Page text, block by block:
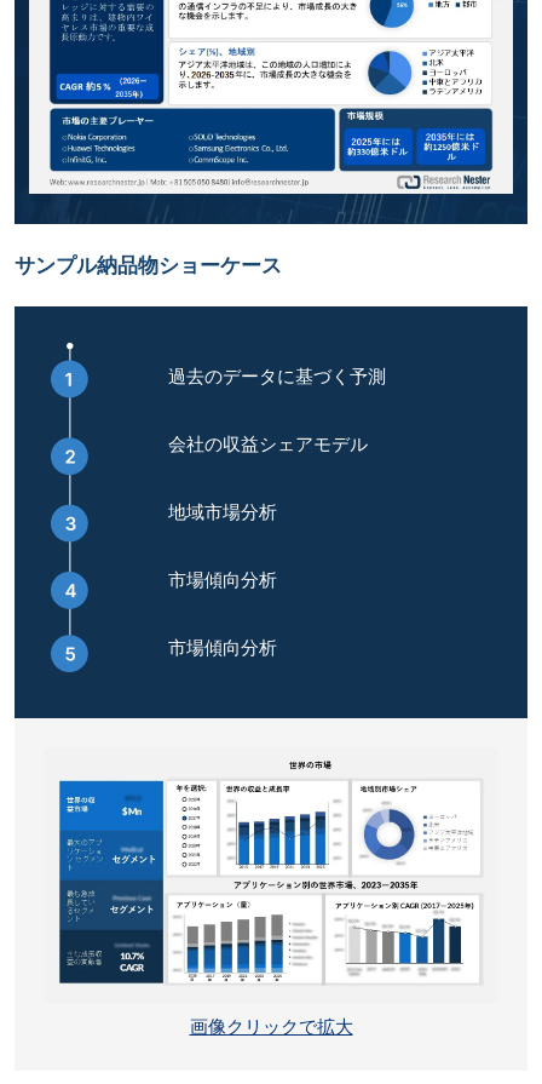
サンプル納品物ショーケース
過去のデータに基づく予測
会社の収益シェアモデル
地域市場分析
市場傾向分析
市場傾向分析
画像クリックで拡大